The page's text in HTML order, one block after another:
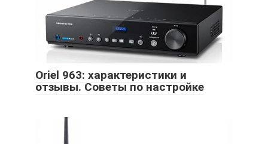
Oriel 963: характеристики и
отзывы. Советы по настройке